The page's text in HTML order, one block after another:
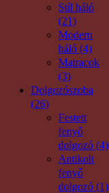
Stíl háló
(21)
Modern
háló (4)
Matracok
(3)
Dolgozószoba
(26)
Festett
fenyő
dolgozó (4)
Antikolt
fenyő
dolgozó (1)